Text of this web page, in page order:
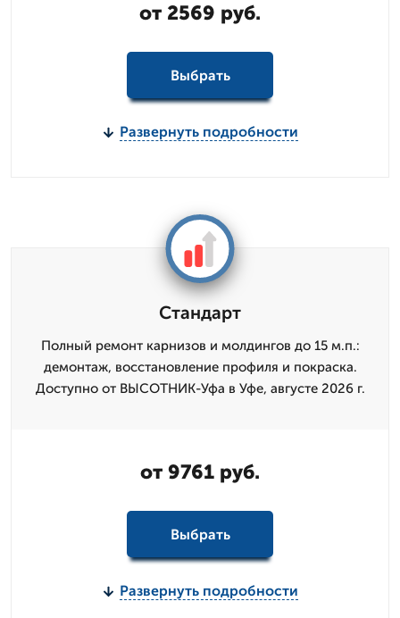
от 2569 руб.
Выбрать
Развернуть подробности
Стандарт
Полный ремонт карнизов и молдингов до 15 м.п.:
демонтаж, восстановление профиля и покраска.
Доступно от ВЫСОТНИК-Уфа в Уфе, августе 2026 г.
от 9761 руб.
Выбрать
Развернуть подробности